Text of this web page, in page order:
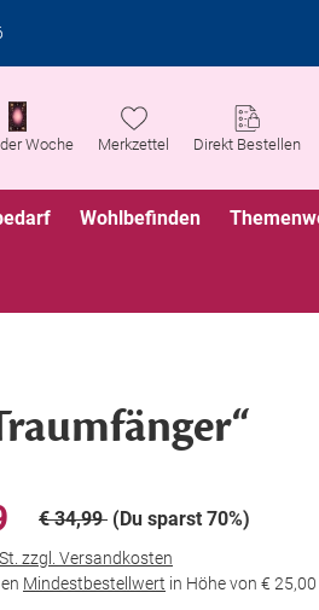
Woche Merkzettel Direkt Bestellen
Wohlbefinden
€ 34,99 (Du sparst 70%)
zzgl. Versandkosten
Mindestbestellwert in Höhe von € 25,00